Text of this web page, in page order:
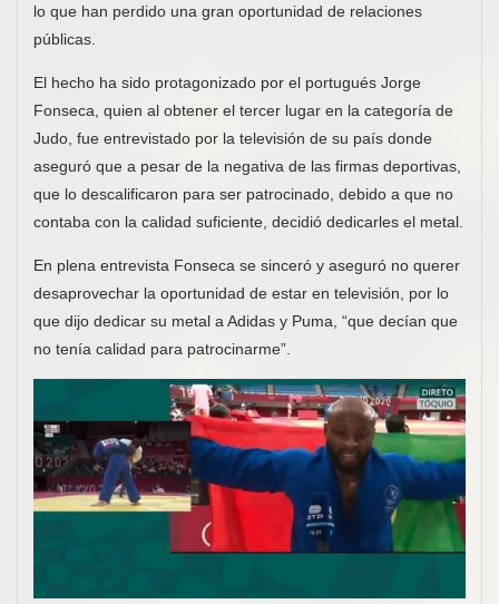
lo que han perdido una gran oportunidad de relaciones
públicas.
El hecho ha sido protagonizado por el portugués Jorge
Fonseca, quien al obtener el tercer lugar en la categoría de
Judo, fue entrevistado por la televisión de su país donde
aseguró que a pesar de la negativa de las firmas deportivas,
que lo descalificaron para ser patrocinado, debido a que no
contaba con la calidad suficiente, decidió dedicarles el metal.
En plena entrevista Fonseca se sinceró y aseguró no querer
desaprovechar la oportunidad de estar en televisión, por lo
que dijo dedicar su metal a Adidas y Puma, “que decían que
no tenía calidad para patrocinarme”.